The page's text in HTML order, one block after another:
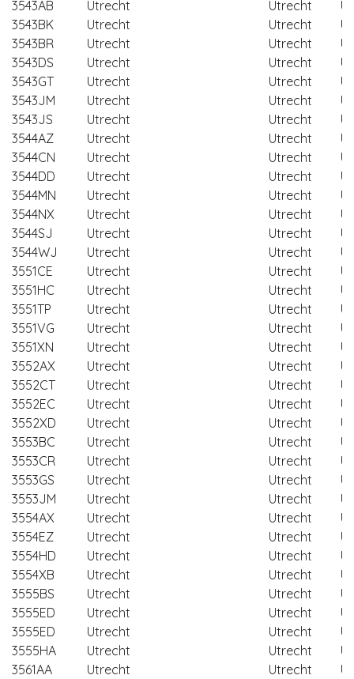
3543AB Utrecht Utrecht
3543BK
Utrecht Utrecht
3543BR
Utrecht Utrecht
3543DS
Utrecht Utrecht
3543GT
Utrecht Utrecht
3543JM
Utrecht Utrecht
3543JS
Utrecht Utrecht
3544AZ
Utrecht Utrecht
3544CN
Utrecht Utrecht
3544DD
Utrecht Utrecht
3544MN
Utrecht Utrecht
3544NX
Utrecht Utrecht
3544SJ
Utrecht Utrecht
3544WJ
Utrecht Utrecht
3551CE
Utrecht Utrecht
3551HC
Utrecht Utrecht
3551TP
Utrecht Utrecht
3551VG
Utrecht Utrecht
3551XN
Utrecht Utrecht
3552AX
Utrecht Utrecht
3552CT
Utrecht Utrecht
3552EC
Utrecht Utrecht
3552XD
Utrecht Utrecht
3553BC
Utrecht Utrecht
3553CR
Utrecht Utrecht
3553GS
Utrecht Utrecht
3553JM
Utrecht Utrecht
3554AX
Utrecht Utrecht
3554EZ
Utrecht Utrecht
3554HD
Utrecht Utrecht
3554XB
Utrecht Utrecht
3555BS
Utrecht Utrecht
3555ED
Utrecht Utrecht
3555ED
Utrecht Utrecht
3555HA
Utrecht Utrecht
3561AA
Utrecht Utrecht